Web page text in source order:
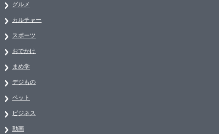
グルメ
カルチャー
スポーツ
おでかけ
まめ学
デジもの
ペット
ビジネス
動画